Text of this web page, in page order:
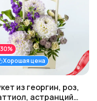
Хорошая цена
из георгин, роз,
астранций